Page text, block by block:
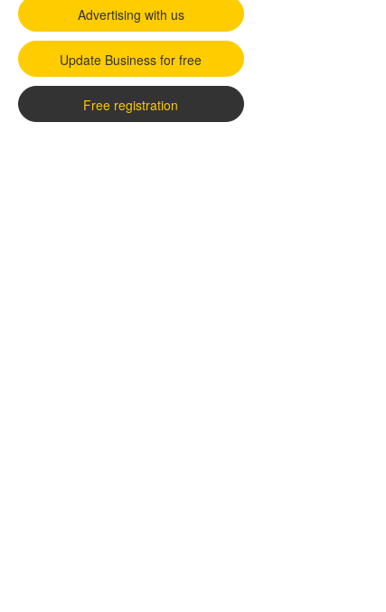
Advertising with us
Update Business for free
Free registration